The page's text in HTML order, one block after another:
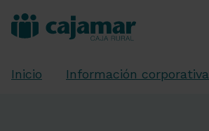
Inicio Información corporativa